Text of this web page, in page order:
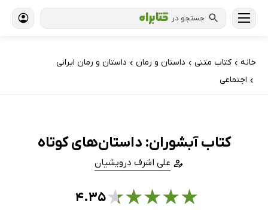
جستجو در
خانه › کتاب‌ متنی › داستان و رمان › داستان و رمان ایرانی
› اجتماعی
کتاب آبشوران: داستان‌های کوتاه
علی اشرف درویشیان
★
★
★
★
★۴.۳۵